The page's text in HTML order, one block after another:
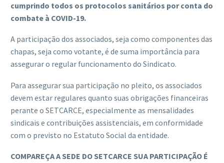
cumprindo todos os protocolos sanitários por conta do
combate à COVID-19.
A participação dos associados, seja como componentes das
chapas, seja como votante, é de suma importância para
assegurar o regular funcionamento do Sindicato.
Para assegurar sua participação no pleito, os associados
devem estar regulares quanto suas obrigações financeiras
perante o SETCARCE, especialmente as mensalidades
sindicais e contribuições assistenciais, em conformidade
com o previsto no Estatuto Social da entidade.
COMPAREÇA A SEDE DO SETCARCE SUA PARTICIPAÇÃO É